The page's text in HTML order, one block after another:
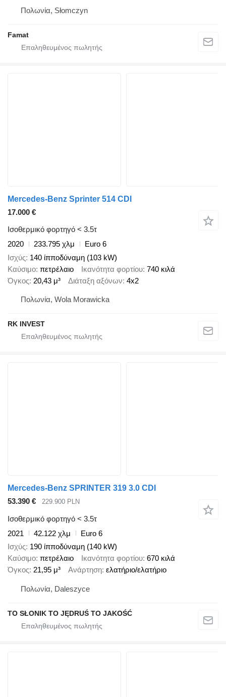
Πολωνία, Słomczyn
Famat
Mercedes-Benz Sprinter 514 CDI
17.000 €
Ισοθερμικό φορτηγό < 3.5τ
2020
233.795 χλμ
Euro 6
Ισχύς 140 ίπποδύναμη (103 kW)
Καύσιμο πετρέλαιο Ικανότητα φορτίου 740 κιλά
Όγκος 20,43 μ³ Διάταξη αξόνων 4x2
Πολωνία, Wola Morawicka
RK INVEST
Mercedes-Benz SPRINTER 319 3.0 CDI
53.390 €
229.900 PLN
Ισοθερμικό φορτηγό < 3.5τ
2021
42.122 χλμ
Euro 6
Ισχύς 190 ίπποδύναμη (140 kW)
Καύσιμο πετρέλαιο Ικανότητα φορτίου 670 κιλά
Όγκος 21,95 μ³ Ανάρτηση ελατήριο/ελατήριο
Πολωνία, Daleszyce
TO SŁONIK TO JĘDRUŚ TO JAKOŚĆ